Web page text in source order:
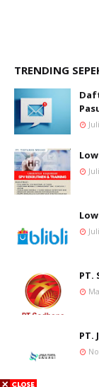
TRENDING
PT.
PT.